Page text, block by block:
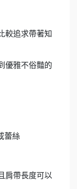
較追求帶著知
優雅不俗豔的
蕾絲
肩帶長度可以